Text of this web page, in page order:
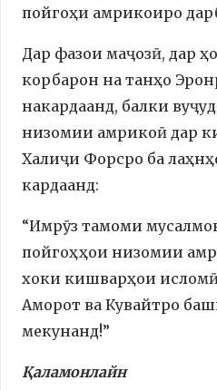
пойгоҳи амрикоиро
Дар фазои маҷозӣ, дар
корбарон на танҳо
накардаанд, балки
низомии амрикоӣ дар
Халиҷи Форсро ба
кардаанд:
“Имрӯз тамоми
пойгоҳҳои низомии
хоки кишварҳои исломӣ,
Аморот ва Кувайтро
мекунанд!”
Қаламонлайн